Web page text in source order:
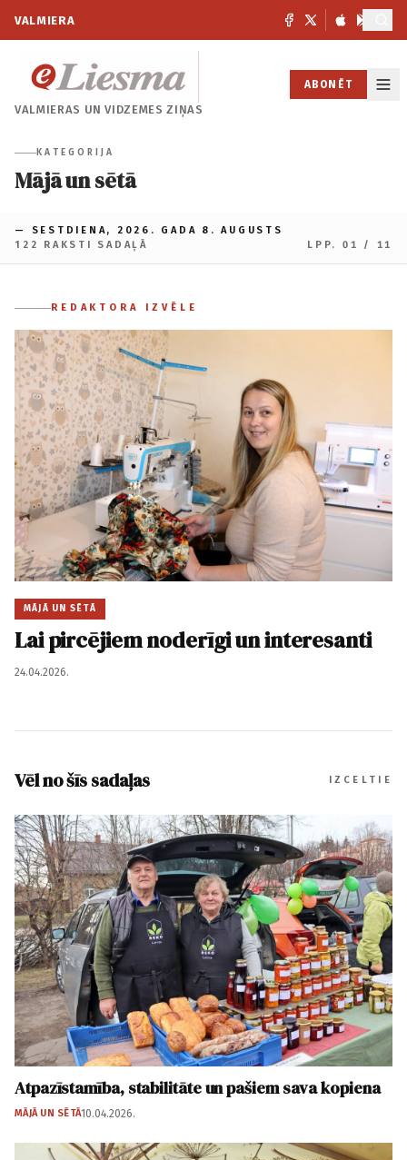
VALMIERA
VALMIERAS UNVIDZEMES ZIŅAS
ABONĒT
KATEGORIJA
Mājā un sētā
— SESTDIENA, 2026. GADA 8. AUGUSTS
122 RAKSTI SADAĻĀ
LPP. 01 / 11
REDAKTORA IZVĒLE
MĀJĀ UN SĒTĀ
Lai pircējiem noderīgi un interesanti
24.04.2026.
Vēl no šīs sadaļas IZCELTIE
Atpazīstamība, stabilitāte un pašiem sava kopiena
MĀJĀ UN SĒTĀ10.04.2026.